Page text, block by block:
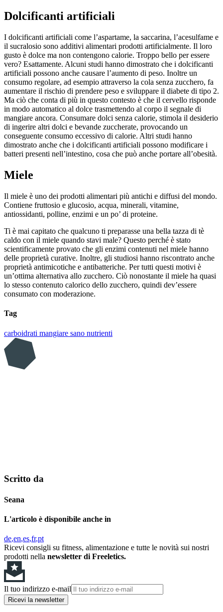
Dolcificanti artificiali
I dolcificanti artificiali come l’aspartame, la saccarina, l’acesulfame e
il sucralosio sono additivi alimentari prodotti artificialmente. Il loro
gusto è dolce ma non contengono calorie. Troppo bello per essere
vero? Esattamente. Alcuni studi hanno dimostrato che i dolcificanti
artificiali possono anche causare l’aumento di peso. Inoltre un
consumo regolare, ad esempio attraverso la cola senza zucchero, fa
aumentare il rischio di prendere peso e sviluppare il diabete di tipo 2.
Ma ciò che conta di più in questo contesto è che il cervello risponde
in modo automatico al dolce trasmettendo al corpo il segnale di
mangiare ancora. Consumare dolci senza calorie, stimola il desiderio
di ingerire altri dolci e bevande zuccherate, provocando un
conseguente consumo eccessivo di calorie. Altri studi hanno
dimostrato anche che i dolcificanti artificiali possono modificare i
batteri presenti nell’intestino, cosa che può anche portare all’obesità.
Miele
Il miele è uno dei prodotti alimentari più antichi e diffusi del mondo.
Contiene fruttosio e glucosio, acqua, minerali, vitamine,
antiossidanti, polline, enzimi e un po’ di proteine.
Ti è mai capitato che qualcuno ti preparasse una bella tazza di tè
caldo con il miele quando stavi male? Questo perché è stato
scientificamente provato che gli enzimi contenuti nel miele hanno
delle proprietà curative. Inoltre, gli studiosi hanno riscontrato anche
proprietà antimicotiche e antibatteriche. Per tutti questi motivi è
un’ottima alternativa allo zucchero. Ciò nonostante il miele ha quasi
lo stesso contenuto calorico dello zucchero, quindi dev’essere
consumato con moderazione.
Tag
carboidrati mangiare sano nutrienti
Scritto da
Seana
L'articolo è disponibile anche in
de en es fr pt
Ricevi consigli su fitness, alimentazione e tutte le novità sui nostri
prodotti nella newsletter di Freeletics.
Il tuo indirizzo e-mail
Ricevi la newsletter